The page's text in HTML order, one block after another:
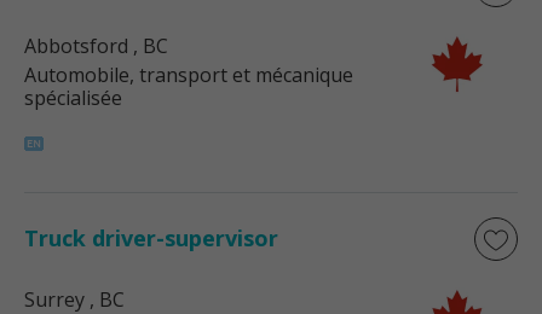
Abbotsford , BC
Automobile, transport et mécanique
spécialisée
Truck driver-supervisor
Surrey , BC